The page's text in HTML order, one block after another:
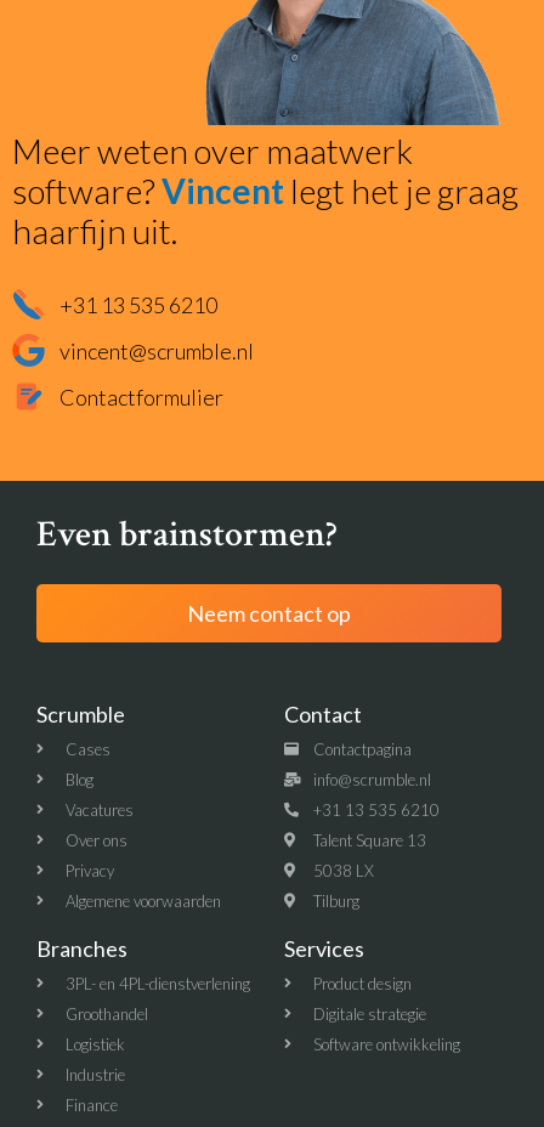
Meer weten over maatwerk
software?Vincent legt het je graag
haarfijn uit.
+31 13 535 6210
vincent@scrumble.nl
Contactformulier
Even brainstormen?
Neem contact op
Scrumble
Cases
Blog
Vacatures
Over ons
Privacy
Algemene voorwaarden
Contact
Contactpagina
info@scrumble.nl
+31 13 535 6210
Talent Square 13
5038 LX
Tilburg
Branches
3PL- en 4PL-dienstverlening
Groothandel
Logistiek
Industrie
Finance
Services
Product design
Digitale strategie
Software ontwikkeling